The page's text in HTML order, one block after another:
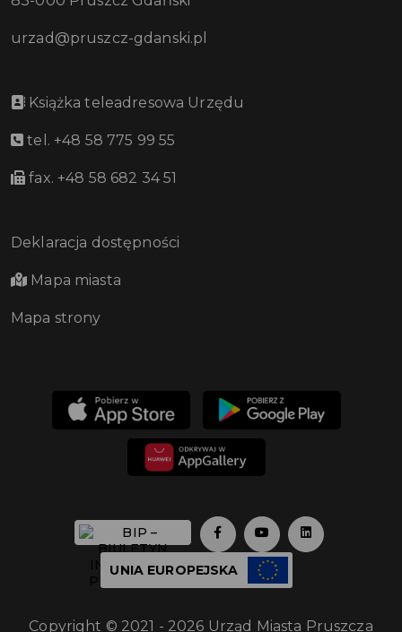
urzad@pruszcz-gdanski.pl
Książka teleadresowa Urzędu
tel. +48 58 775 99 55
fax. +48 58 682 34 51
Deklaracja dostępności
Mapa miasta
Mapa strony
UNIA EUROPEJSKA
Copyright © 2021 - 2026 Urząd Miasta Pruszcza